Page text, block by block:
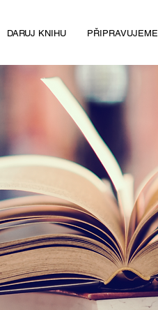
DARUJ KNIHU PŘIPRAVUJEME